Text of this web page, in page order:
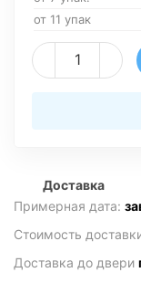
от 11 упак
Доставка
Примерная дата:
Стоимость
Доставка до двери